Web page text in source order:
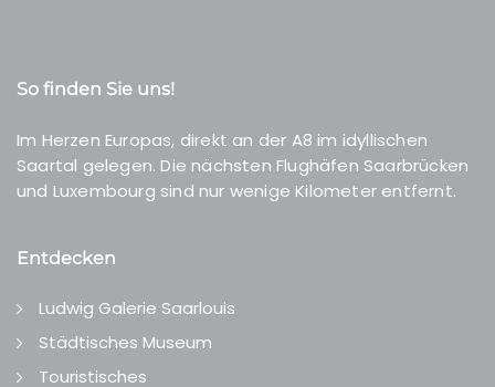
So finden Sie uns!
Im Herzen Europas, direkt an der A8 im idyllischen
Saartal gelegen. Die nächsten Flughäfen Saarbrücken
und Luxembourg sind nur wenige Kilometer entfernt.
Entdecken
Ludwig Galerie Saarlouis
Städtisches Museum
Touristisches